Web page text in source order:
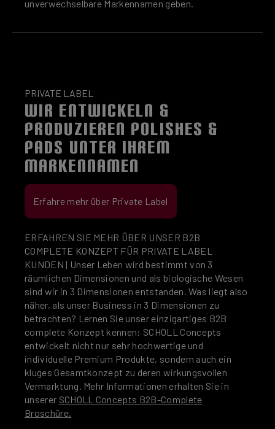
unverwechselbare Markennamen geben.
PRIVATE LABEL
WIR ENTWICKELN &
PRODUZIEREN POLISHES &
PADS UNTER IHREM
MARKENNAMEN
Erfahre mehr über Private Label
ERFAHREN SIE MEHR ÜBER UNSER B2B
COMPLETE KONZEPT FÜR PRIVATE LABEL
KUNDEN | Unser Leben wird bestimmt von 3
räumlichen Dimensionen und als biologische Wesen
sind wir in 3 Dimensionen entstanden. Was liegt also
näher, als unser Business in 3 Dimensionen zu
betrachten? Lernen Sie unser einzigartiges B2B
complete Konzept kennen: SCHOLL Concepts
entwickelt nicht nur sehr hochwertige und
individuelle Premium Produkte, sondern auch ein
kluges Gesamtkonzept zu deren wirkungsvollen
Vermarktung. Mehr Informationen erhalten Sie in
unserer SCHOLL Concepts B2B-Complete
Broschüre.